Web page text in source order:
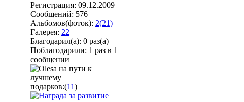
Регистрация: 09.12.2009
Сообщений: 576
Альбомов(фоток): 2(21)
Галерея: 22
Благодарил(а): 0 раз(а)
Поблагодарили: 1 раз в 1
сообщении
подарков:(11)